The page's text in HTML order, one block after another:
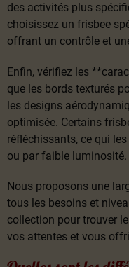
des activités plus
choisissez un frisbee
offrant un contrôle et
Enfin, vérifiez les
que les bords texturés
les designs
optimisée. Certains
réfléchissants, ce qui
ou par faible luminosité.
Nous proposons une
tous les besoins et
collection pour trouver
vos attentes et vous